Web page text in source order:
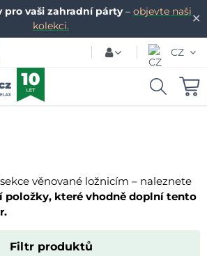
✕
pro vaši zahradní párty– objevte naši
kolekci.
CZ
věnované ložnicím – naleznete
položky, které vhodně doplní tento
Filtr produktů